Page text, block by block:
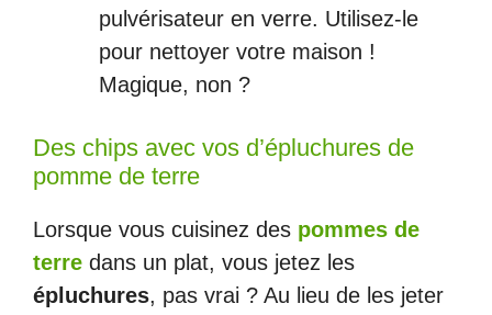
pulvérisateur en verre. Utilisez-le
pour nettoyer votre maison !
Magique, non ?
Des chips avec vos d’épluchures de
pomme de terre
Lorsque vous cuisinez des pommes de
terre dans un plat, vous jetez les
épluchures, pas vrai ? Au lieu de les jeter